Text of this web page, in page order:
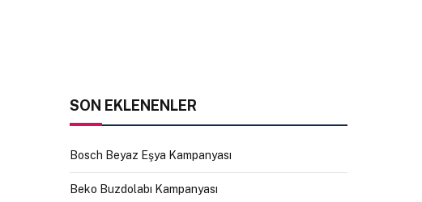
SON EKLENENLER
Bosch Beyaz Eşya Kampanyası
Beko Buzdolabı Kampanyası